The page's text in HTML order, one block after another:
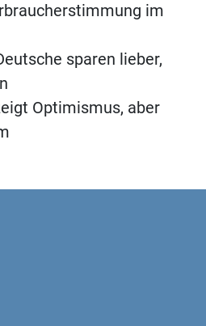
im
sparen lieber,
Optimismus, aber